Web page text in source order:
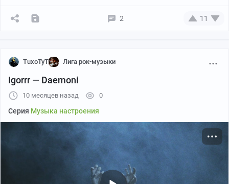
From Out Of Nowhere (Альбом The Real Thing 1989 года)
2 11
TuxoTyT Лига рок-музыки
Igorrr — Daemoni
10 месяцев назад 0
Серия Музыка настроения